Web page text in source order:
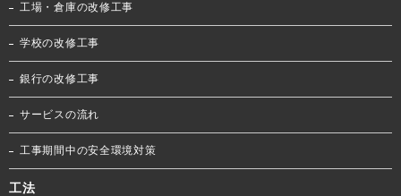
工場・倉庫の改修工事
学校の改修工事
銀行の改修工事
サービスの流れ
工事期間中の安全環境対策
工法